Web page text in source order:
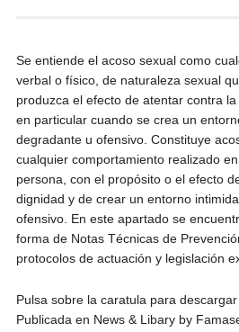
Se entiende el acoso sexual como
verbal o físico, de naturaleza sexual
produzca el efecto de atentar contra
en particular cuando se crea un
degradante u ofensivo. Constituye
cualquier comportamiento realizado
persona, con el propósito o el efecto
dignidad y de crear un entorno
ofensivo. En este apartado se
forma de Notas Técnicas de
protocolos de actuación y legislación
Pulsa sobre la caratula para
Publicada en News & Libary by